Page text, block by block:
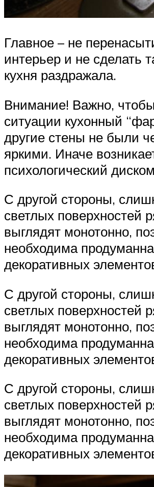
Главное – не
интерьер и не сделать
кухня раздражала.
Внимание! Важно,
ситуации кухонный
другие стены не были
яркими. Иначе
психологический
С другой стороны,
светлых поверхностей
выглядят монотонно,
необходима
декоративных
С другой стороны,
светлых поверхностей
выглядят монотонно,
необходима
декоративных
С другой стороны,
светлых поверхностей
выглядят монотонно,
необходима
декоративных